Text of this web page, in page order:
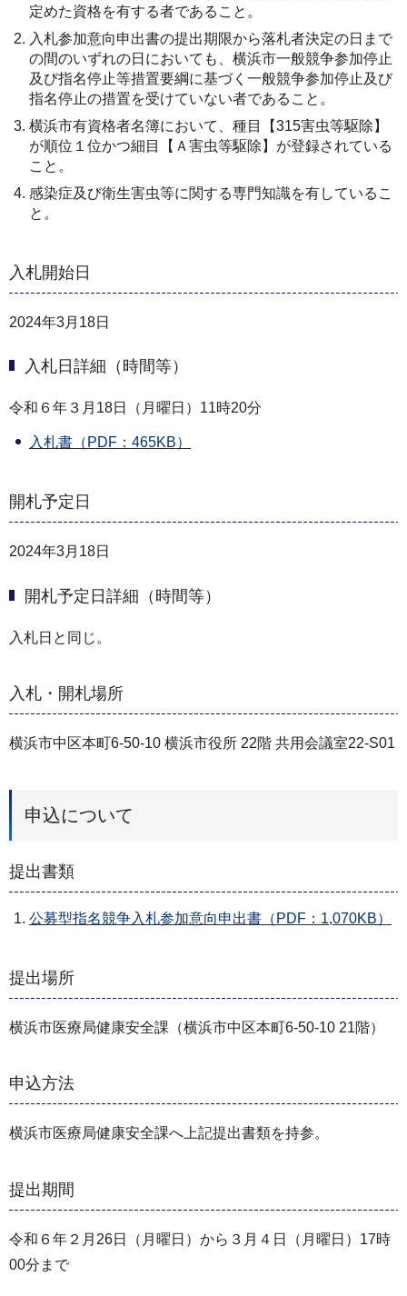
定めた資格を有する者であること。
入札参加意向申出書の提出期限から落札者決定の日まで
の間のいずれの日においても、横浜市一般競争参加停止
及び指名停止等措置要綱に基づく一般競争参加停止及び
指名停止の措置を受けていない者であること。
横浜市有資格者名簿において、種目【315害虫等駆除】
が順位１位かつ細目【Ａ害虫等駆除】が登録されている
こと。
感染症及び衛生害虫等に関する専門知識を有しているこ
と。
入札開始日
2024年3月18日
入札日詳細（時間等）
令和６年３月18日（月曜日）11時20分
入札書（PDF：465KB）
開札予定日
2024年3月18日
開札予定日詳細（時間等）
入札日と同じ。
入札・開札場所
横浜市中区本町6-50-10 横浜市役所 22階 共用会議室22-S01
申込について
提出書類
公募型指名競争入札参加意向申出書（PDF：1,070KB）
提出場所
横浜市医療局健康安全課（横浜市中区本町6-50-10 21階）
申込方法
横浜市医療局健康安全課へ上記提出書類を持参。
提出期間
令和６年２月26日（月曜日）から３月４日（月曜日）17時
00分まで